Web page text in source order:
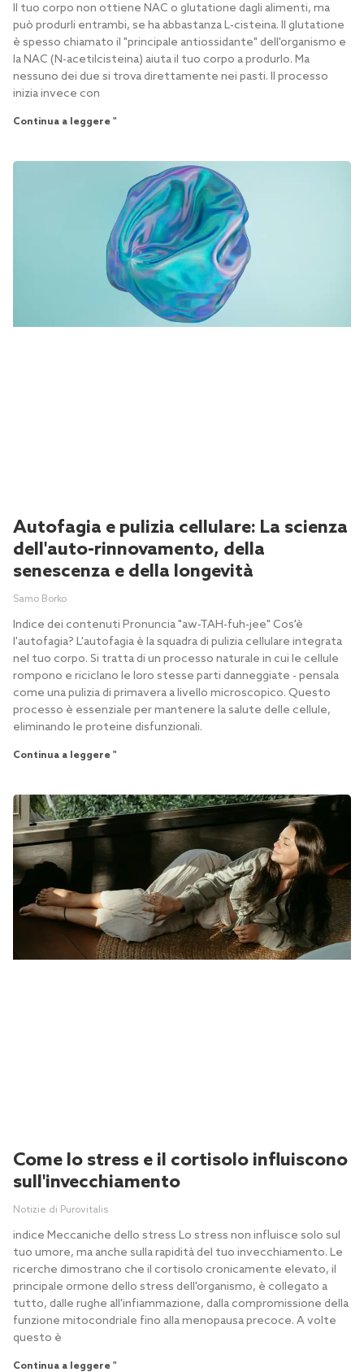
Il tuo corpo non ottiene NAC o glutatione dagli alimenti, ma
può produrli entrambi, se ha abbastanza L-cisteina. Il glutatione
è spesso chiamato il "principale antiossidante" dell'organismo e
la NAC (N-acetilcisteina) aiuta il tuo corpo a produrlo. Ma
nessuno dei due si trova direttamente nei pasti. Il processo
inizia invece con
Continua a leggere "
Autofagia e pulizia cellulare: La scienza
dell'auto-rinnovamento, della
senescenza e della longevità
Samo Borko
Indice dei contenuti Pronuncia "aw-TAH-fuh-jee" Cos'è
l'autofagia? L'autofagia è la squadra di pulizia cellulare integrata
nel tuo corpo. Si tratta di un processo naturale in cui le cellule
rompono e riciclano le loro stesse parti danneggiate - pensala
come una pulizia di primavera a livello microscopico. Questo
processo è essenziale per mantenere la salute delle cellule,
eliminando le proteine disfunzionali.
Continua a leggere "
Come lo stress e il cortisolo influiscono
sull'invecchiamento
Notizie di Purovitalis
indice Meccaniche dello stress Lo stress non influisce solo sul
tuo umore, ma anche sulla rapidità del tuo invecchiamento. Le
ricerche dimostrano che il cortisolo cronicamente elevato, il
principale ormone dello stress dell'organismo, è collegato a
tutto, dalle rughe all'infiammazione, dalla compromissione della
funzione mitocondriale fino alla menopausa precoce. A volte
questo è
Continua a leggere "